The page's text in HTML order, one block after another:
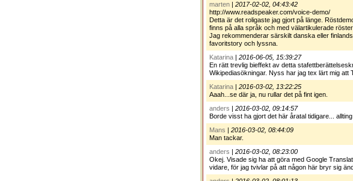
marten | 2017-02-02, 04:43:42
http://www.readspeaker.com/voice-demo/
Detta är det roligaste jag gjort på länge.
finns på alla språk och med välartikulerade
Jag rekommenderar särskilt danska eller
favoritstory och lyssna.
Katarina | 2016-06-05, 15:39:27
En rätt trevlig bieffekt av detta
Wikipediasökningar. Nyss har jag tex lärt mig att
Katarina | 2016-03-02, 13:22:25
Aaah...se där ja, nu rullar det på fint igen.
anders | 2016-03-02, 09:14:57
Borde visst ha gjort det här åratal tidigare...
Mans | 2016-03-02, 08:44:09
Man tackar.
anders | 2016-03-02, 08:23:00
Okej. Visade sig ha att göra med Google
vidare, för jag tvivlar på att någon här bryr sig